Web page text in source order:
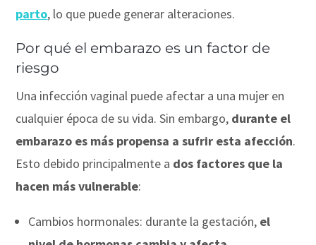
parto, lo que puede generar alteraciones.
Por qué el embarazo es un factor de
riesgo
Una infección vaginal puede afectar a una mujer en
cualquier época de su vida. Sin embargo, durante el
embarazo es más propensa a sufrir esta afección.
Esto debido principalmente a dos factores que la
hacen más vulnerable:
Cambios hormonales: durante la gestación, el